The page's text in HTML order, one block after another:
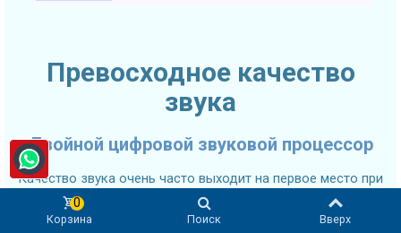
Превосходное качество
звука
Двойной цифровой звуковой процессор
Качество звука очень часто выходит на первое место при
выборе автомобильного головного устройства. SMARTY
Trend 2K Ultra-Premium головное устройство оснащено
Корзина
0
Поиск Вверх